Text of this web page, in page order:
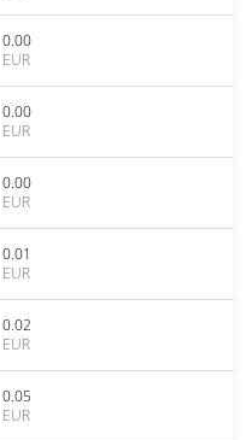
0.00
EUR
0.00
EUR
0.00
EUR
0.01
EUR
0.02
EUR
0.05
EUR